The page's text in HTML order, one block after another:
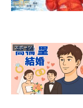
スポーツ